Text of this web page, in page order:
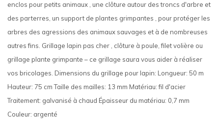
enclos pour petits animaux , une clôture autour des troncs d'arbre et
des parterres, un support de plantes grimpantes , pour protéger les
arbres des agressions des animaux sauvages et à de nombreuses
autres fins. Grillage lapin pas cher , clôture à poule, filet volière ou
grillage plante grimpante – ce grillage saura vous aider à réaliser
vos bricolages. Dimensions du grillage pour lapin: Longueur: 50 m
Hauteur: 75 cm Taille des mailles: 13 mm Matériau: fil d'acier
Traitement: galvanisé à chaud Épaisseur du matériau: 0,7 mm
Couleur: argenté